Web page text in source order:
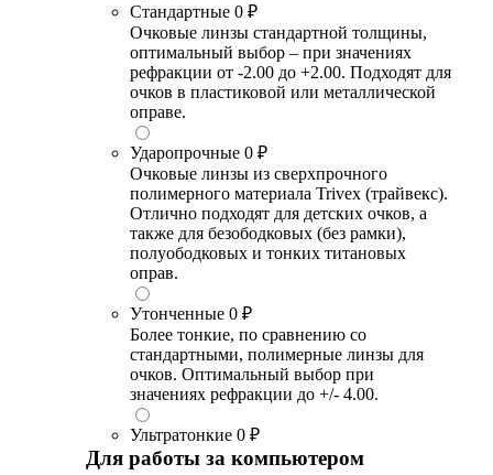
Стандартные 0 ₽
Очковые линзы стандартной толщины,
оптимальный выбор – при значениях
рефракции от -2.00 до +2.00. Подходят для
очков в пластиковой или металлической
оправе.
Ударопрочные 0 ₽
Очковые линзы из сверхпрочного
полимерного материала Trivex (трайвекс).
Отлично подходят для детских очков, а
также для безободковых (без рамки),
полуободковых и тонких титановых
оправ.
Утонченные 0 ₽
Более тонкие, по сравнению со
стандартными, полимерные линзы для
очков. Оптимальный выбор при
значениях рефракции до +/- 4.00.
Ультратонкие 0 ₽
Для работы за компьютером